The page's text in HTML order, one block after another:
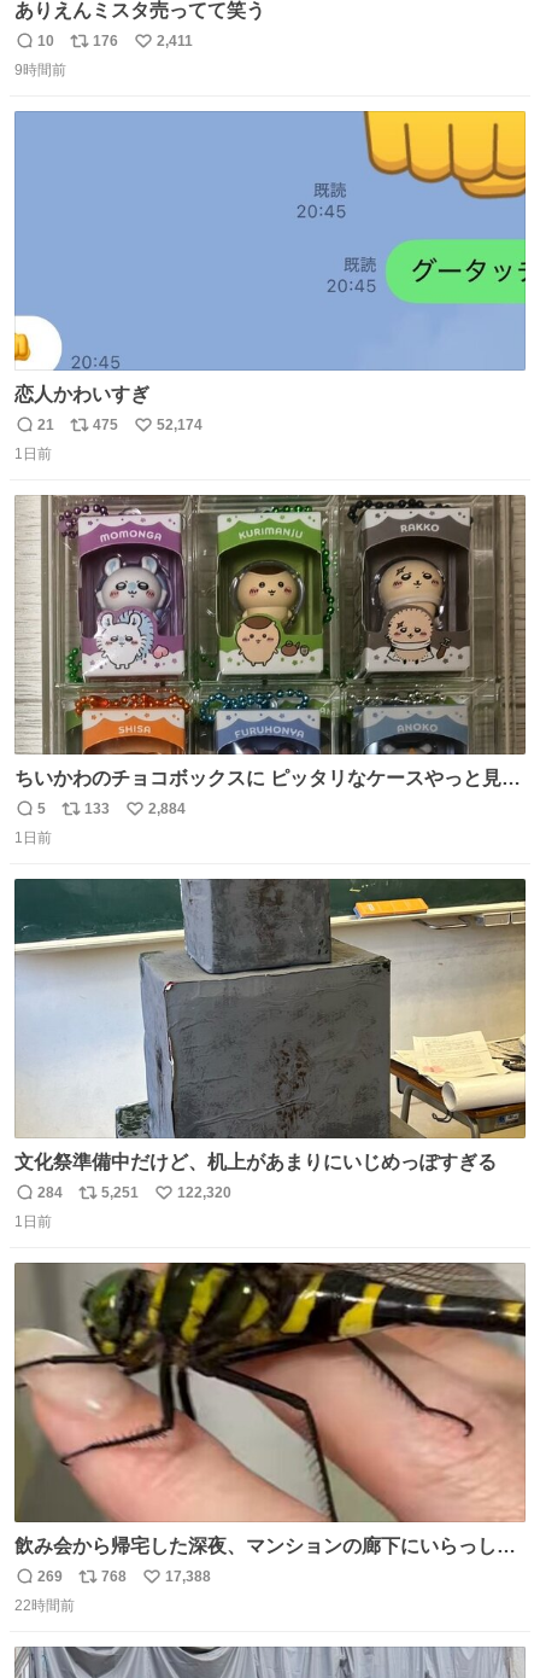
ありえんミスタ売ってて笑う
返
信
10
リ
176
い
2,411
9時間前
恋人かわいすぎ
返
信
21
リ
ト
数
475
い
数
52,174
1日前
ちいかわのチョコボックスに ピッタリなケースやっと見つ
かった😭
返
信
5
リ
ト
133
い
2,884
1日前
文化祭準備中だけど、机上があまりにいじめっぽすぎる
返
信
284
リ
ト
数
5,251
い
数
122,320
1日前
飲み会から帰宅した深夜、マンションの廊下にいらっしゃ
ったオニヤンマ様 まさかこんな都会でお会いできるなんて
思っておらず大興奮しております かっこよすぎる 指を差し
たが、飛ばないということは弱っていらっしゃるのでしょ
返
信
269
リ
ト
768
い
数
17,388
22時間前